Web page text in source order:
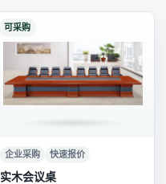
可采购
企业采购 快速报价
实木会议桌